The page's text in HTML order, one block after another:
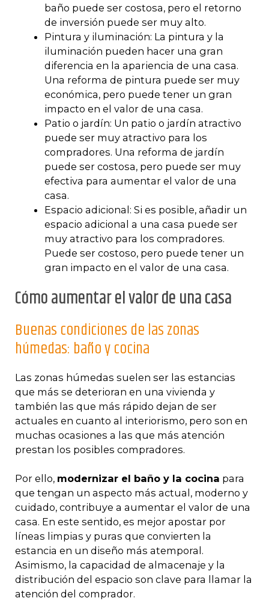
baño puede ser costosa, pero el retorno
de inversión puede ser muy alto.
Pintura y iluminación: La pintura y la
iluminación pueden hacer una gran
diferencia en la apariencia de una casa.
Una reforma de pintura puede ser muy
económica, pero puede tener un gran
impacto en el valor de una casa.
Patio o jardín: Un patio o jardín atractivo
puede ser muy atractivo para los
compradores. Una reforma de jardín
puede ser costosa, pero puede ser muy
efectiva para aumentar el valor de una
casa.
Espacio adicional: Si es posible, añadir un
espacio adicional a una casa puede ser
muy atractivo para los compradores.
Puede ser costoso, pero puede tener un
gran impacto en el valor de una casa.
Cómo aumentar el valor de una casa
Buenas condiciones de las zonas
húmedas: baño y cocina
Las zonas húmedas suelen ser las estancias
que más se deterioran en una vivienda y
también las que más rápido dejan de ser
actuales en cuanto al interiorismo, pero son en
muchas ocasiones a las que más atención
prestan los posibles compradores.
Por ello, modernizar el baño y la cocina para
que tengan un aspecto más actual, moderno y
cuidado, contribuye a aumentar el valor de una
casa. En este sentido, es mejor apostar por
líneas limpias y puras que convierten la
estancia en un diseño más atemporal.
Asimismo, la capacidad de almacenaje y la
distribución del espacio son clave para llamar la
atención del comprador.